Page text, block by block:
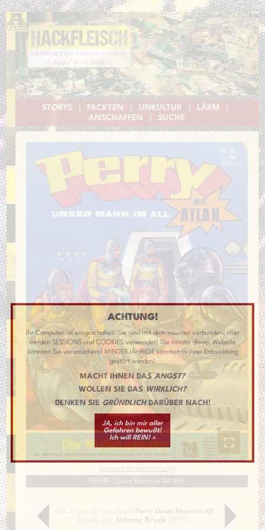
STORYS FACKTEN UNKULTUR LÄRM
ANSCHAFFEN
SUCHE
breitere Bilddarstellung
PERRY - Unser Mann im All #36
Perry Unser Mann im All
Johnny Bruck
ACHTUNG!
Ihr Computer ist eingeschaltet! Sie sind mit dem Internet verbunden! Hier
werden SESSIONS und COOKIES verwendet! Die Inhalte dieser Website
könnten Sie verunsichern! MINDERJÄHRIGE könnten in ihrer Entwicklung
gestört werden!
MACHT IHNEN DASANGST?
WOLLEN SIE DASWIRKLICH?
DENKEN SIE GRÜNDLICHDARÜBER NACH!
JA, ich bin mir aller
Gefahren bewußt!
Ich will REIN! »